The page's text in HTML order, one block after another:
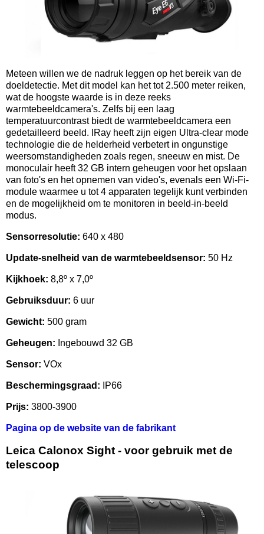
Meteen willen we de nadruk leggen op het bereik van de
doeldetectie. Met dit model kan het tot 2.500 meter reiken,
wat de hoogste waarde is in deze reeks
warmtebeeldcamera's. Zelfs bij een laag
temperatuurcontrast biedt de warmtebeeldcamera een
gedetailleerd beeld. IRay heeft zijn eigen Ultra-clear mode
technologie die de helderheid verbetert in ongunstige
weersomstandigheden zoals regen, sneeuw en mist. De
monoculair heeft 32 GB intern geheugen voor het opslaan
van foto's en het opnemen van video's, evenals een Wi-Fi-
module waarmee u tot 4 apparaten tegelijk kunt verbinden
en de mogelijkheid om te monitoren in beeld-in-beeld
modus.
Sensorresolutie: 640 x 480
Update-snelheid van de warmtebeeldsensor: 50 Hz
Kijkhoek: 8,8º x 7,0º
Gebruiksduur: 6 uur
Gewicht: 500 gram
Geheugen: Ingebouwd 32 GB
Sensor: VOx
Beschermingsgraad: IP66
Prijs: 3800-3900
Pagina op de website van de fabrikant
Leica Calonox Sight - voor gebruik met de
telescoop